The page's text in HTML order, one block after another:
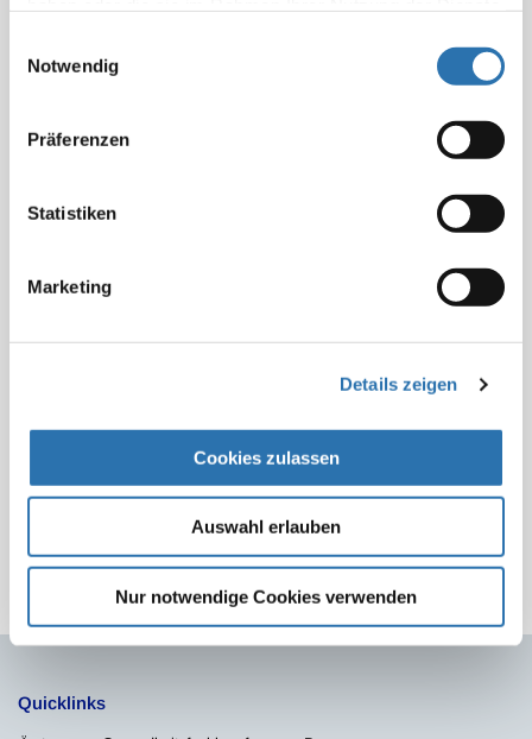
Cookies, wenn Sie unsere Webseite weiterhin
Notwendig
Präferenzen
Statistiken
Marketing
Details zeigen
Cookies zulassen
Auswahl erlauben
Nur notwendige Cookies verwenden
Allgemeine Literaturwissenschaft studiert und war vor
Wissenschaftliche Mitarbeiterin an der
Pressestelle der Ärztekammer Nordrhein arbeitet und
und Sozialpolitik beim Deutschen Ärzteblatt tätig war.
Zur Übersicht
Quicklinks